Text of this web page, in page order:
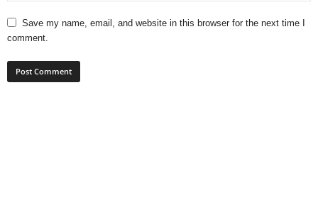
Save my name, email, and website in this browser for the next time I
comment.